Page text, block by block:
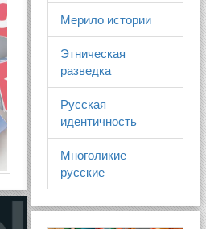
Мерило истории
Этническая
разведка
Русская
идентичность
Многоликие
русские